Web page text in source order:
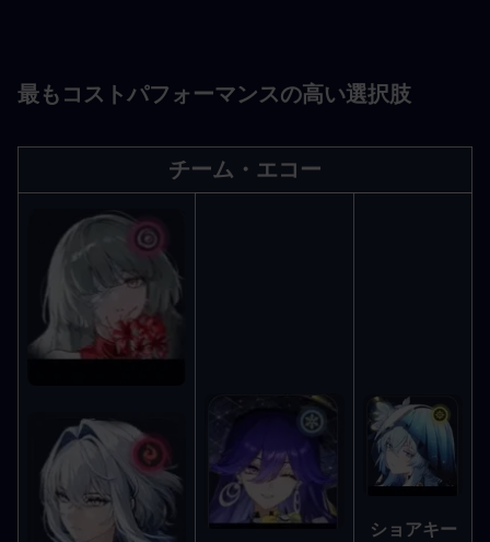
最もコストパフォーマンスの高い選択肢
チーム・エコー
ショアキー